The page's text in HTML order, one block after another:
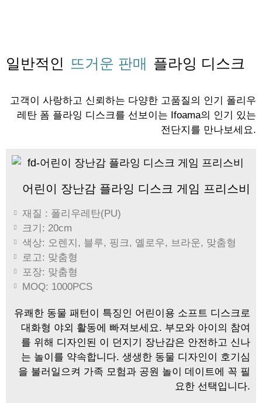
일반적인 뜨거운 판매 플라잉 디스크
고객이 사랑하고 신뢰하는 다양한 고품질의 인기 폴리우
레탄 폼 플라잉 디스크를 선보이는 Ifoama의 인기 있는
전단지를 만나보세요.
어린이 장난감 플라잉 디스크 게임 프리스비
재질 : 폴리우레탄(PU)
크기: 20cm
색상: 오렌지, 블루, 핑크, 옐로우, 브라운, 맞춤형
로고: 맞춤형
포장: 맞춤형
MOQ: 1000PCS
유쾌한 동물 패턴이 특징인 어린이용 소프트 디스크로
대화형 야외 활동에 빠져보세요. 부모와 아이의 참여
를 위해 디자인된 이 던지기 장난감은 안전하고 신나
는 놀이를 약속합니다. 생생한 동물 디자인이 호기심
을 불러일으켜 가족 모험과 공원 놀이 데이트에 꼭 필
요한 선택입니다.